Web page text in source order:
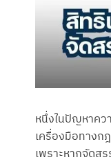
หนึ่งในปัญหาคว
เครื่องมือทางก
เพราะหากจัดส